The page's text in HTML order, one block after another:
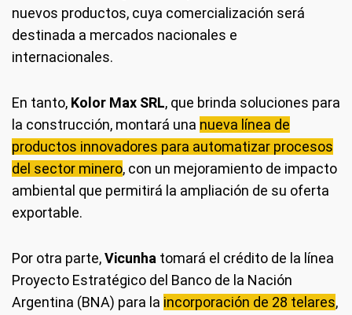
nuevos productos, cuya comercialización será
destinada a mercados nacionales e
internacionales.
En tanto, Kolor Max SRL, que brinda soluciones para
la construcción, montará una nueva línea de
productos innovadores para automatizar procesos
del sector minero, con un mejoramiento de impacto
ambiental que permitirá la ampliación de su oferta
exportable.
Por otra parte,Vicunha tomará el crédito de la línea
Proyecto Estratégico del Banco de la Nación
Argentina (BNA) para la incorporación de 28 telares,